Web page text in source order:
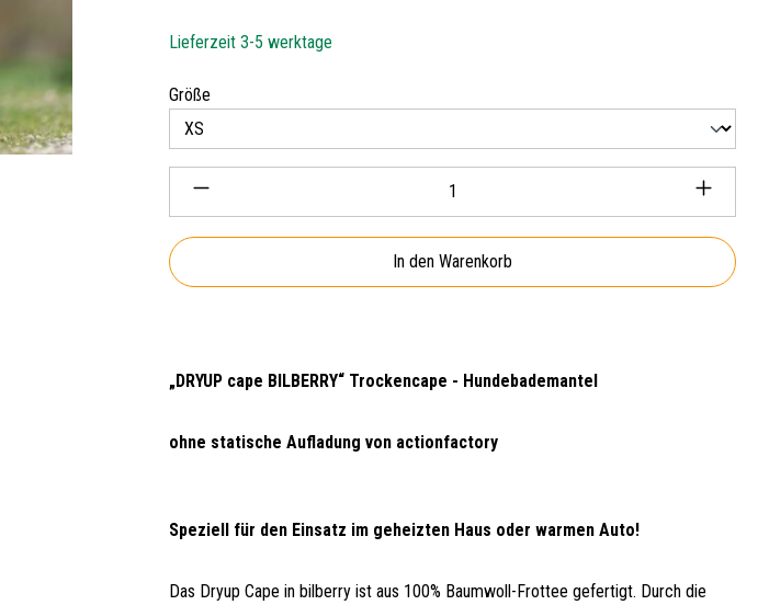
Lieferzeit 3-5 werktage
Größe
Produkt Anzahl: Gib den gewünschten Wert ein oder
In den Warenkorb
„DRYUP cape BILBERRY“ Trockencape - Hundebademantel
ohne statische Aufladung von actionfactory
Speziell für den Einsatz im geheizten Haus oder warmen Auto!
Das Dryup Cape in bilberry ist aus 100% Baumwoll-Frottee gefertigt. Durch die